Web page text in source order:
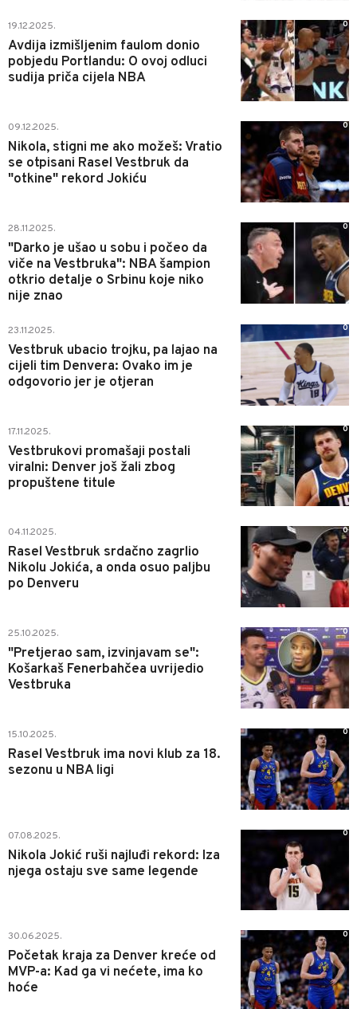
19.12.2025.
Avdija izmišljenim faulom donio
pobjedu Portlandu: O ovoj odluci
sudija priča cijela NBA
0
09.12.2025.
Nikola, stigni me ako možeš: Vratio
se otpisani Rasel Vestbruk da
"otkine" rekord Jokiću
0
28.11.2025.
"Darko je ušao u sobu i počeo da
viče na Vestbruka": NBA šampion
otkrio detalje o Srbinu koje niko
nije znao
0
23.11.2025.
Vestbruk ubacio trojku, pa lajao na
cijeli tim Denvera: Ovako im je
odgovorio jer je otjeran
0
17.11.2025.
Vestbrukovi promašaji postali
viralni: Denver još žali zbog
propuštene titule
0
04.11.2025.
Rasel Vestbruk srdačno zagrlio
Nikolu Jokića, a onda osuo paljbu
po Denveru
0
25.10.2025.
"Pretjerao sam, izvinjavam se":
Košarkaš Fenerbahčea uvrijedio
Vestbruka
0
15.10.2025.
Rasel Vestbruk ima novi klub za 18.
sezonu u NBA ligi
0
07.08.2025.
Nikola Jokić ruši najluđi rekord: Iza
njega ostaju sve same legende
0
30.06.2025.
Početak kraja za Denver kreće od
MVP-a: Kad ga vi nećete, ima ko
hoće
0